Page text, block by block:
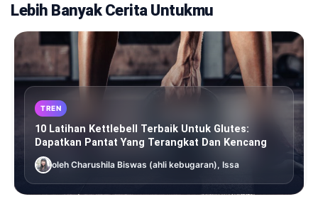
Lebih Banyak Cerita Untukmu
TREN
10 Latihan Kettlebell Terbaik Untuk Glutes:
Dapatkan Pantat Yang Terangkat Dan Kencang
oleh Charushila Biswas (ahli kebugaran), Issa